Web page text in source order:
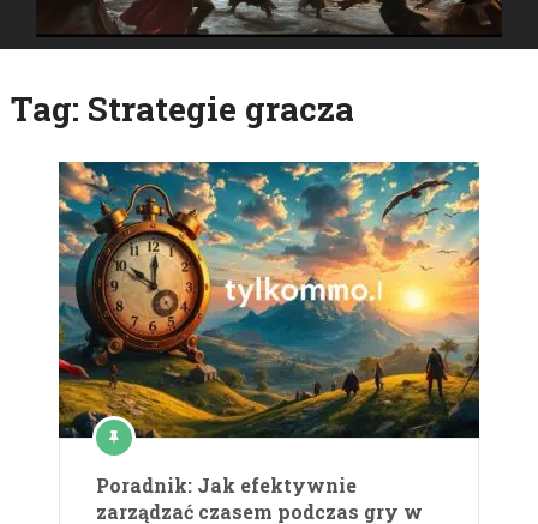
Tag: Strategie gracza
Poradnik: Jak efektywnie
zarządzać czasem podczas gry w